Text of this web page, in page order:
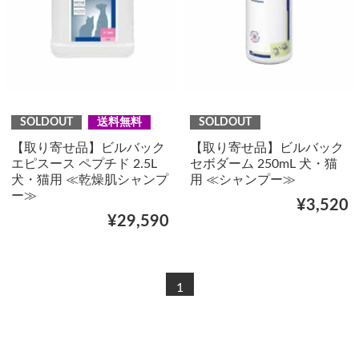
SOLDOUT 送料無料
【取り寄せ品】ビルバック
エピスース ペプチド 2.5L
犬・猫用 ≪乾燥肌シャンプ
ー≫
¥29,590
SOLDOUT
【取り寄せ品】ビルバック
セボダーム 250mL 犬・猫
用 ≪シャンプー≫
¥3,520
1